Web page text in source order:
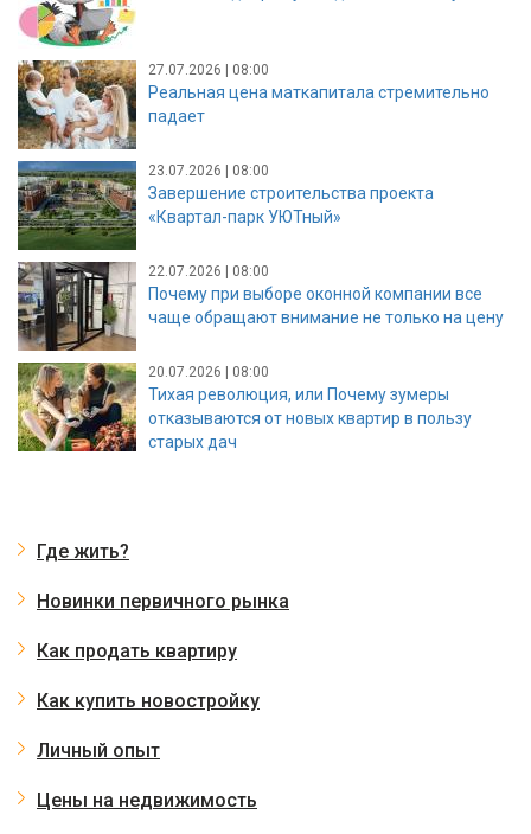
27.07.2026 | 08:00
Реальная цена маткапитала стремительно
падает
23.07.2026 | 08:00
Завершение строительства проекта
«Квартал-парк УЮТный»
22.07.2026 | 08:00
Почему при выборе оконной компании все
чаще обращают внимание не только на цену
20.07.2026 | 08:00
Тихая революция, или Почему зумеры
отказываются от новых квартир в пользу
старых дач
Где жить?
Новинки первичного рынка
Как продать квартиру
Как купить новостройку
Личный опыт
Цены на недвижимость